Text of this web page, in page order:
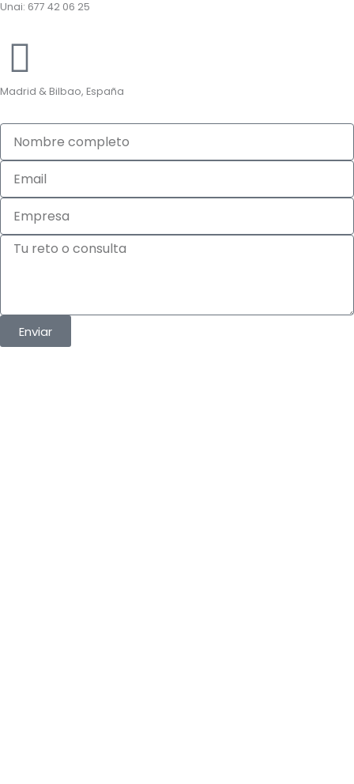
Unai: 677 42 06 25
Madrid & Bilbao, España
Nombre
completo
Email
Empresa
Tu
Enviar